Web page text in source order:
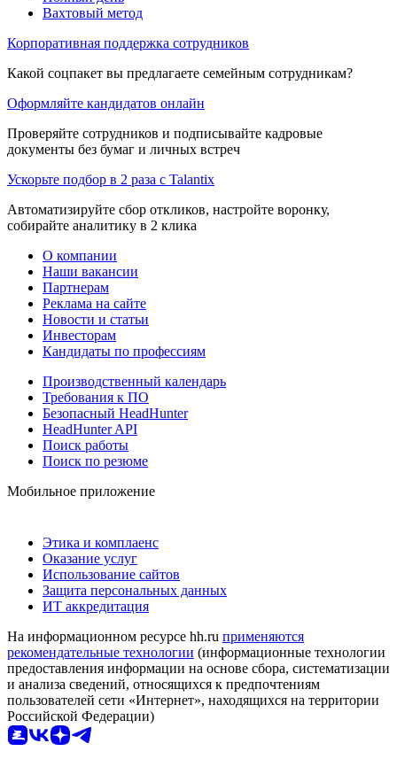
Вахтовый метод
Корпоративная поддержка сотрудников
Какой соцпакет вы предлагаете семейным сотрудникам?
Оформляйте кандидатов онлайн
Проверяйте сотрудников и подписывайте кадровые
документы без бумаг и личных встреч
Ускорьте подбор в 2 раза с Talantix
Автоматизируйте сбор откликов, настройте воронку,
собирайте аналитику в 2 клика
О компании
Наши вакансии
Партнерам
Реклама на сайте
Новости и статьи
Инвесторам
Кандидаты по профессиям
Производственный календарь
Требования к ПО
Безопасный HeadHunter
HeadHunter API
Поиск работы
Поиск по резюме
Мобильное приложение
Этика и комплаенс
Оказание услуг
Использование сайтов
Защита персональных данных
ИТ аккредитация
На информационном ресурсе hh.ru применяются
рекомендательные технологии (информационные технологии
предоставления информации на основе сбора, систематизации
и анализа сведений, относящихся к предпочтениям
пользователей сети «Интернет», находящихся на территории
Российской Федерации)